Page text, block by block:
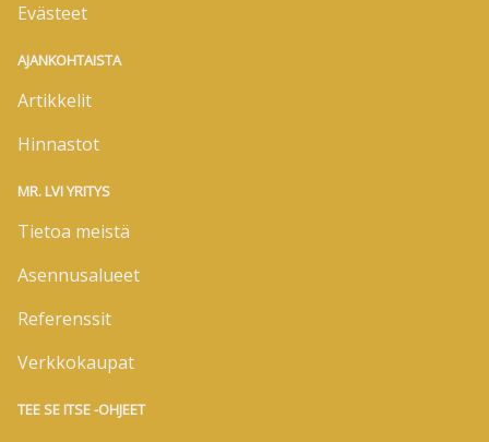
Evästeet
AJANKOHTAISTA
Artikkelit
Hinnastot
MR. LVI YRITYS
Tietoa meistä
Asennusalueet
Referenssit
Verkkokaupat
TEE SE ITSE -OHJEET